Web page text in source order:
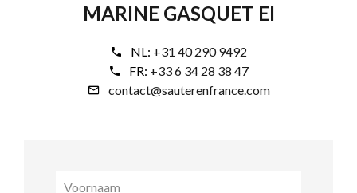
MARINE GASQUET EI
NL: +31 40 290 9492
FR: +33 6 34 28 38 47
contact@sauterenfrance.com